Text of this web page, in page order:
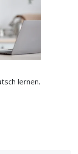
lernen.